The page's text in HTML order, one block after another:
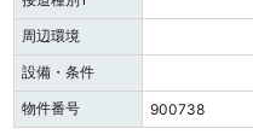
周辺環境
設備・条件
物件番号
900738